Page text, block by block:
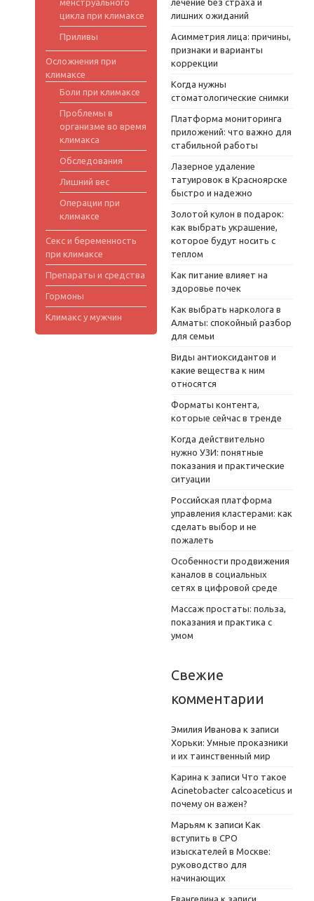
цикла при климаксе
Приливы
Осложнения при
климаксе
Боли при климаксе
Проблемы в
организме во время
климакса
Обследования
Лишний вес
Операции при
климаксе
Секс и беременность
при климаксе
Препараты и средства
Гормоны
Климакс у мужчин
лишних ожиданий
Асимметрия лица: причины,
признаки и варианты
коррекции
Когда нужны
стоматологические снимки
Платформа мониторинга
приложений: что важно для
стабильной работы
Лазерное удаление
татуировок в Красноярске
быстро и надежно
Золотой кулон в подарок:
как выбрать украшение,
которое будут носить с
теплом
Как питание влияет на
здоровье почек
Как выбрать нарколога в
Алматы: спокойный разбор
для семьи
Виды антиоксидантов и
какие вещества к ним
относятся
Форматы контента,
которые сейчас в тренде
Когда действительно
нужно УЗИ: понятные
показания и практические
ситуации
Российская платформа
управления кластерами: как
сделать выбор и не
пожалеть
Особенности продвижения
каналов в социальных
сетях в цифровой среде
Массаж простаты: польза,
показания и практика с
умом
Свежие
комментарии
Эмилия Иванова к записи
Хорьки: Умные проказники
и их таинственный мир
Карина к записи Что такое
Acinetobacter calcoaceticus и
почему он важен?
Марьям к записи Как
вступить в СРО
изыскателей в Москве:
руководство для
начинающих
Евангелина к записи